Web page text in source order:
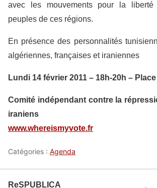
avec les mouvements pour la liberté
peuples de ces régions.
En présence des personnalités
algériennes, françaises et iraniennes
Lundi 14 février 2011 – 18h-20h –
Comité indépendant contre la
iraniens
www.whereismyvote.fr
Catégories : Agenda
ReSPUBLICA